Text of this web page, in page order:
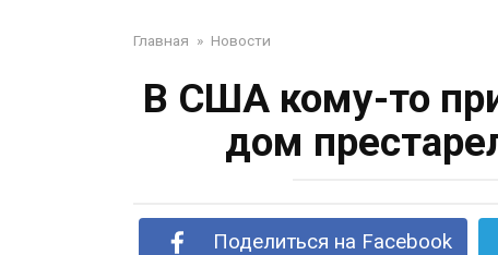
Главная » Новости
В США кому-то
дом
Поделиться на Facebook